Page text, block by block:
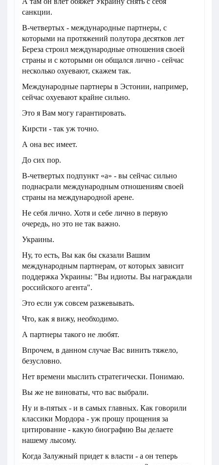
санкции.
В-четвертых - международные партнеры, с
которыми на протяжений полутора десятков лет
Береза строил международные отношения своей
страны и с которыми он общался лично - сейчас
несколько охуевают, скажем так.
Международные партнеры в Эстонии, например,
сейчас охуевают крайне сильно.
Это я Вам могу гарантировать.
Кирсти - так уж точно.
А она вес имеет.
До сих пор.
В-четвертых подпункт «а» - вы сейчас сильно
поднасрали международным отношениям своей
страны на международной арене.
Не себя лично. Хотя и себе лично в первую
очередь, но это не так важно.
Украины.
Ну, то есть, Вы как бы сказали Вашим
международным партнерам, от которых зависит
поддержка Украины: "Вы идиоты. Вы награждали
российского агента".
Это если уж совсем разжевывать.
Что, как я вижу, необходимо.
А партнеры такого не любят.
Впрочем, в данном случае Вас винить тяжело,
безусловно.
Нет времени мыслить стратегически. Понимаю.
Вы же не виноваты, что вас выбрали.
Ну и в-пятых - и в самых главных. Как говорили
классики Мордора - уж прошу прощения за
цитирование - какую биографию Вы делаете
нашему лысому.
Когда Залужный придет к власти - а он теперь